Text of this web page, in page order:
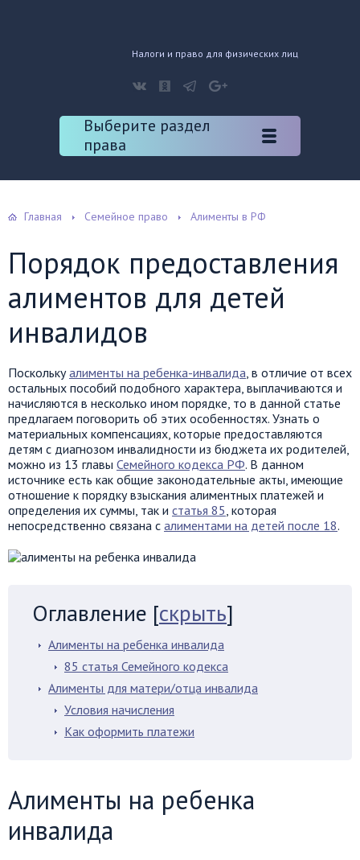
Налоги и право для физических лиц
Выберите раздел
права
Главная Семейное право Алименты в РФ
Порядок предоставления
алиментов для детей
инвалидов
Посколькуалименты на ребенка-инвалида, в отличие от всех
остальных пособий подобного характера, выплачиваются и
начисляются в несколько ином порядке, то в данной статье
предлагаем поговорить об этих особенностях. Узнать о
материальных компенсациях, которые предоставляются
детям с диагнозом инвалидности из бюджета их родителей,
можно из 13 главы Семейного кодекса РФ. В данном
источнике есть как общие законодательные акты, имеющие
отношение к порядку взыскания алиментных платежей и
определения их суммы, так и статья 85, которая
непосредственно связана с алиментами на детей после 18.
Оглавление [скрыть]
Алименты на ребенка инвалида
85 статья Семейного кодекса
Алименты для матери/отца инвалида
Условия начисления
Как оформить платежи
Алименты на ребенка
инвалида